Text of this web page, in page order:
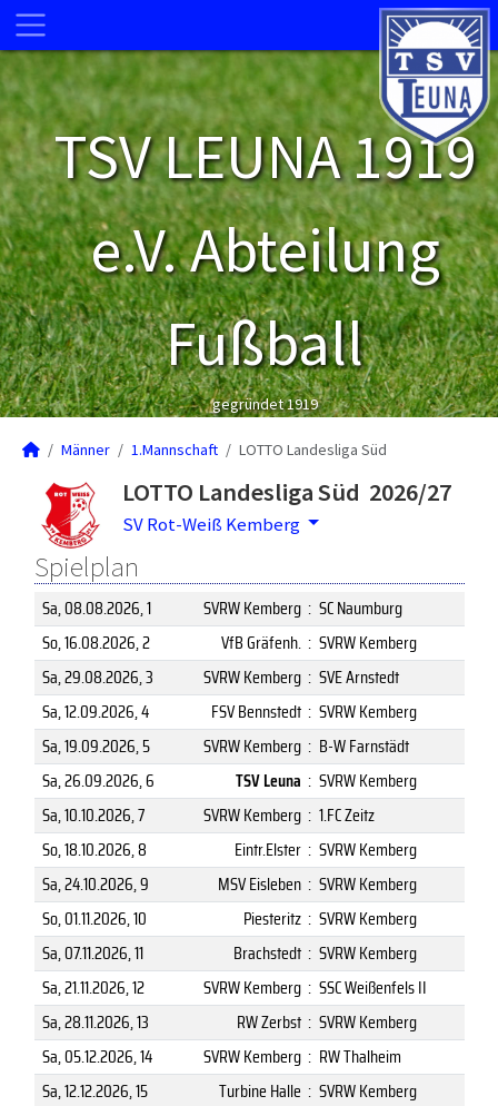
TSV LEUNA 1919
e.V. Abteilung
Fußball
gegründet 1919
Männer 1.Mannschaft LOTTO Landesliga Süd
LOTTO Landesliga Süd 2026/27
SV Rot-Weiß Kemberg
Spielplan
Sa, 08.08.2026, 1 SVRW Kemberg : SC Naumburg
So, 16.08.2026, 2 VfB Gräfenh. : SVRW Kemberg
Sa, 29.08.2026, 3 SVRW Kemberg : SVE Arnstedt
Sa, 12.09.2026, 4 FSV Bennstedt : SVRW Kemberg
Sa, 19.09.2026, 5 SVRW Kemberg : B-W Farnstädt
Sa, 26.09.2026, 6 TSV Leuna : SVRW Kemberg
Sa, 10.10.2026, 7 SVRW Kemberg : 1.FC Zeitz
So, 18.10.2026, 8 Eintr.Elster : SVRW Kemberg
Sa, 24.10.2026, 9 MSV Eisleben : SVRW Kemberg
So, 01.11.2026, 10 Piesteritz : SVRW Kemberg
Sa, 07.11.2026, 11 Brachstedt : SVRW Kemberg
Sa, 21.11.2026, 12 SVRW Kemberg : SSC Weißenfels II
Sa, 28.11.2026, 13 RW Zerbst : SVRW Kemberg
Sa, 05.12.2026, 14 SVRW Kemberg : RW Thalheim
Sa, 12.12.2026, 15 Turbine Halle : SVRW Kemberg